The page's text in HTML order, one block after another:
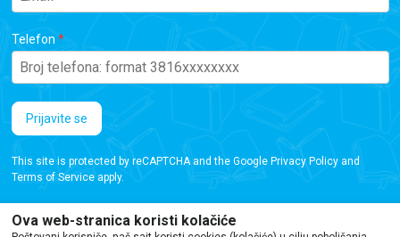
Telefon
Prijavite se
This site is protected by reCAPTCHA and the Google Privacy Policyand
Terms of Serviceapply.
Ova web-stranica koristi kolačiće